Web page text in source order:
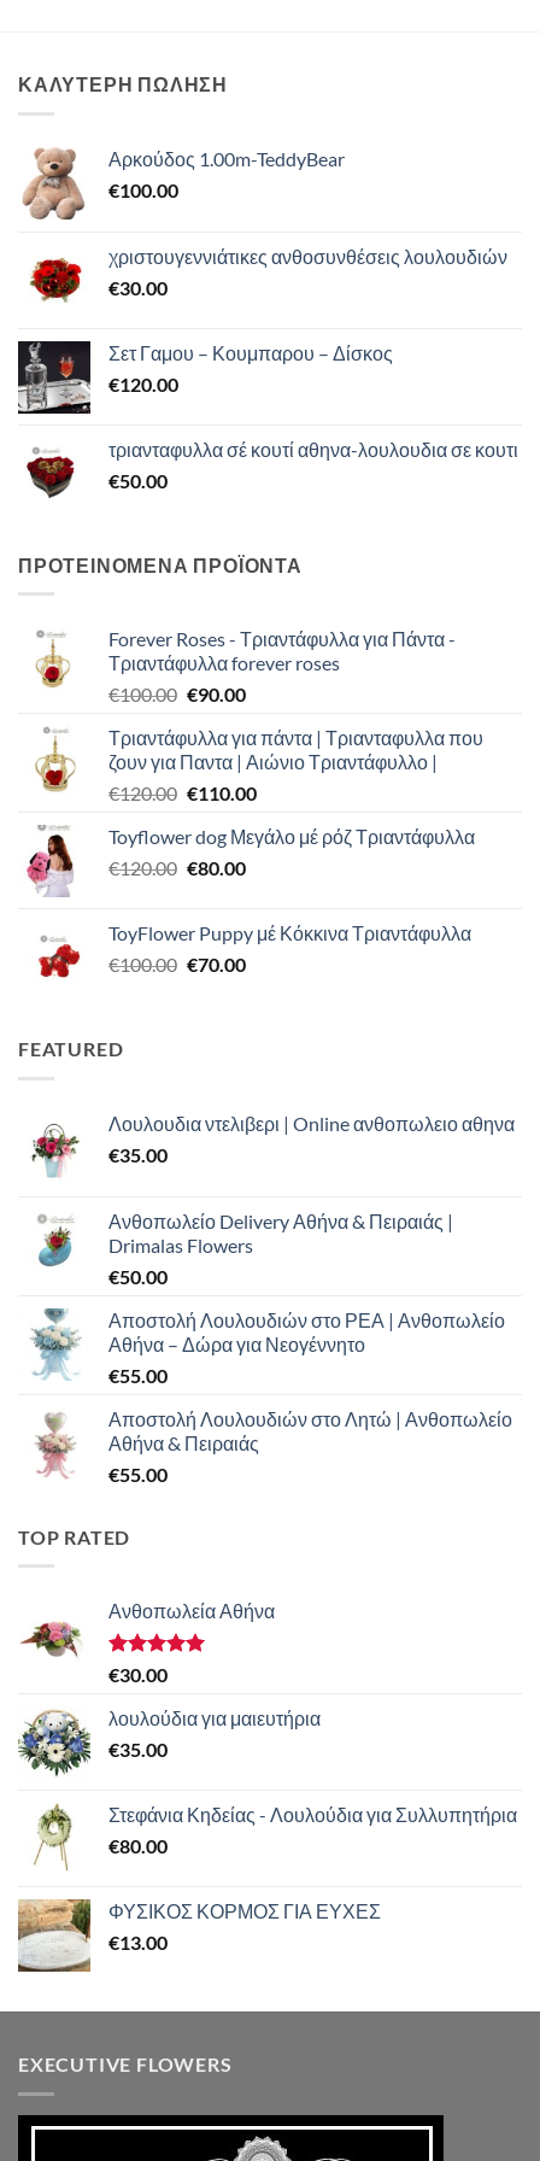
ΚΑΛΥΤΕΡΗ ΠΩΛΗΣΗ
Αρκούδος 1.00m-TeddyBear
€100.00
χριστουγεννιάτικες ανθοσυνθέσεις λουλουδιών
€30.00
Σετ Γαμου – Κουμπαρου – Δίσκος
€120.00
τριανταφυλλα σέ κουτί αθηνα-λουλουδια σε κουτι
€50.00
ΠΡΟΤΕΙΝΟΜΕΝΑ ΠΡΟΪΟΝΤΑ
Forever Roses - Τριαντάφυλλα για Πάντα -
Τριαντάφυλλα forever roses
€100.00 Original
was:
€100.00.
€90.00Η
τιμή
είναι:
€90.00.
Τριαντάφυλλα για πάντα | Τριανταφυλλα που
ζουν για Παντα | Αιώνιο Τριαντάφυλλο |
€120.00 Original
was:
€120.00.
€110.00Η
τιμή
Toyflower dog Μεγάλο μέ ρόζ Τριαντάφυλλα
€120.00 Original
€120.00.
€80.00Η
είναι:
€80.00.
ToyFlower Puppy μέ Κόκκινα Τριαντάφυλλα
€100.00 Original
€70.00Η
FEATURED
Λουλουδια ντελιβερι | Online ανθοπωλειο αθηνα
€35.00
Ανθοπωλείο Delivery Αθήνα & Πειραιάς |
Drimalas Flowers
€50.00
Αποστολή Λουλουδιών στο ΡΕΑ | Ανθοπωλείο
Αθήνα – Δώρα για Νεογέννητο
€55.00
Αποστολή Λουλουδιών στο Λητώ | Ανθοπωλείο
Αθήνα & Πειραιάς
€55.00
TOP RATED
Ανθοπωλεία Αθήνα
Βαθμολογήθηκε
από 5
€30.00
λουλούδια για μαιευτήρια
€35.00
Στεφάνια Κηδείας - Λουλούδια για Συλλυπητήρια
€80.00
ΦΥΣΙΚΟΣ ΚΟΡΜΟΣ ΓΙΑ ΕΥΧΕΣ
€13.00
EXECUTIVE FLOWERS